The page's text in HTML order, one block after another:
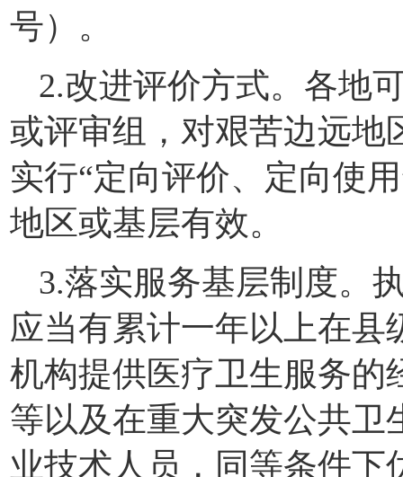
号）。
2.改进评价方式。各地
或评审组，对艰苦边远地
实行“定向评价、定向使
地区或基层有效。
3.落实服务基层制度。
应当有累计一年以上在县
机构提供医疗卫生服务的
等以及在重大突发公共卫
业技术人员，同等条件下